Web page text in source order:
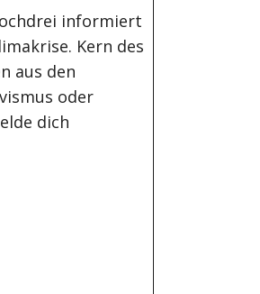
informiert
Kern des
aus den
oder
dich